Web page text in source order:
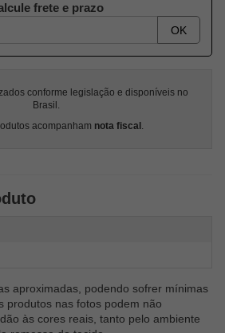
frete e prazo
OK
conforme legislação e disponíveis no
Brasil.
acompanham nota fiscal .
aproximadas, podendo sofrer mínimas
produtos nas fotos podem não
às cores reais, tanto pelo ambiente